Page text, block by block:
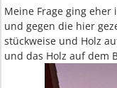
Meine Frage ging
und gegen die hier
stückweise und Holz
und das Holz auf dem